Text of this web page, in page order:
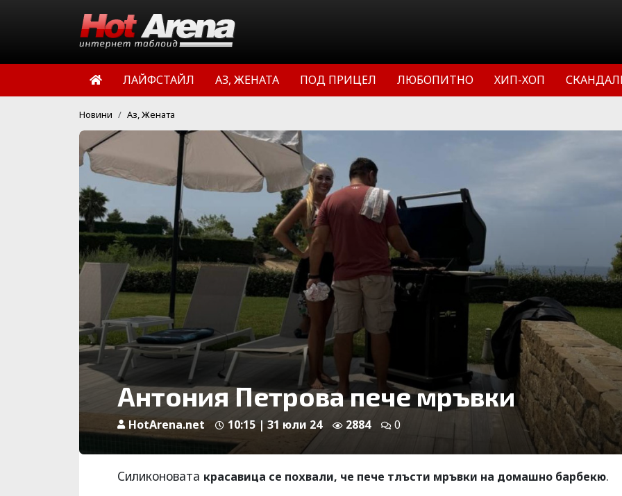
ЛАЙФСТАЙЛ АЗ, ЖЕНАТА ПОД ПРИЦЕЛ ЛЮБОПИТНО ХИП-ХОП
Новини Аз, Жената
Антония Петрова пече мръвки
HotArena.net 10:15 | 31 юли 24 2884 0
Силиконовата красавица се похвали, че пече тлъсти мръвки на домашно барбекю.